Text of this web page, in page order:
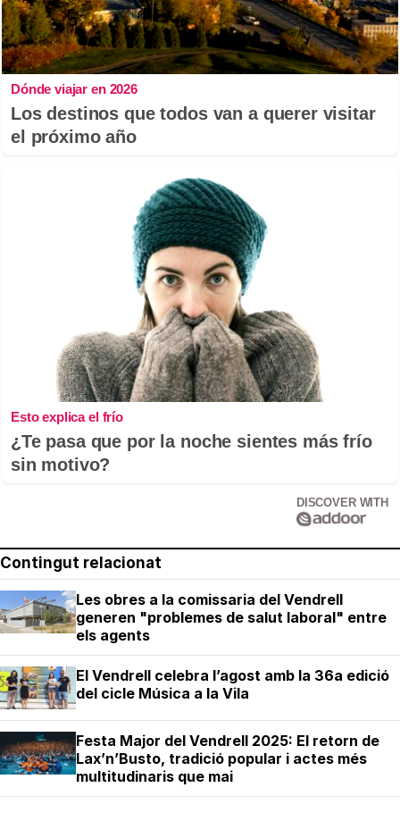
Dónde viajar en 2026
Los destinos que todos van a querer visitar
el próximo año
Esto explica el frío
¿Te pasa que por la noche sientes más frío
sin motivo?
DISCOVER WITH
Contingut relacionat
Les obres a la comissaria del Vendrell
generen "problemes de salut laboral" entre
els agents
El Vendrell celebra l’agost amb la 36a edició
del cicle Música a la Vila
Festa Major del Vendrell 2025: El retorn de
Lax’n’Busto, tradició popular i actes més
multitudinaris que mai